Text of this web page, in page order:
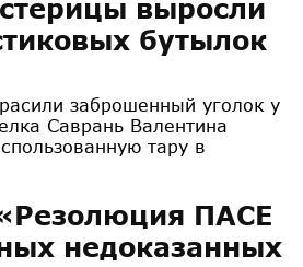
выросли
бутылок
заброшенный уголок у
Саврань Валентина
тару в
ПАСЕ
недоказанных